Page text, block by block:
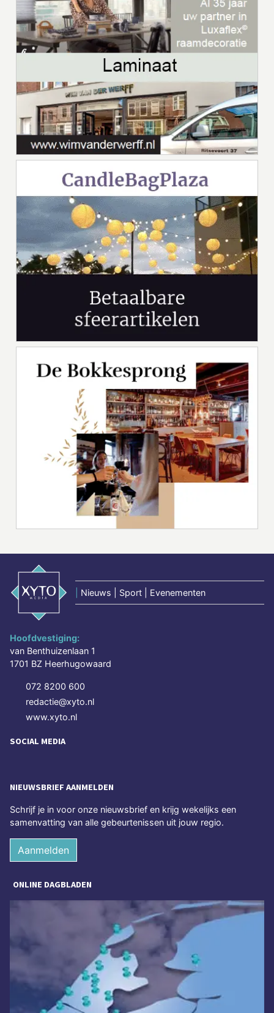
Nieuws | Sport | Evenementen
Hoofdvestiging:
van Benthuizenlaan 1
1701 BZ Heerhugowaard
072 8200 600
redactie@xyto.nl
www.xyto.nl
SOCIAL MEDIA
NIEUWSBRIEF AANMELDEN
Schrijf je in voor onze nieuwsbrief en krijg wekelijks een
samenvatting van alle gebeurtenissen uit jouw regio.
Aanmelden
ONLINE DAGBLADEN